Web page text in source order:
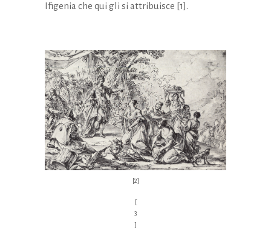
Ifigenia che qui gli si attribuisce [1].
[2]
[
3
]